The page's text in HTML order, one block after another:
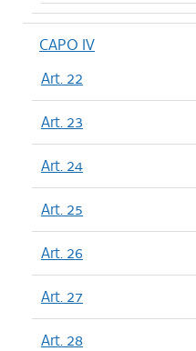
CAPO IV
Art. 22
Art. 23
Art. 24
Art. 25
Art. 26
Art. 27
Art. 28